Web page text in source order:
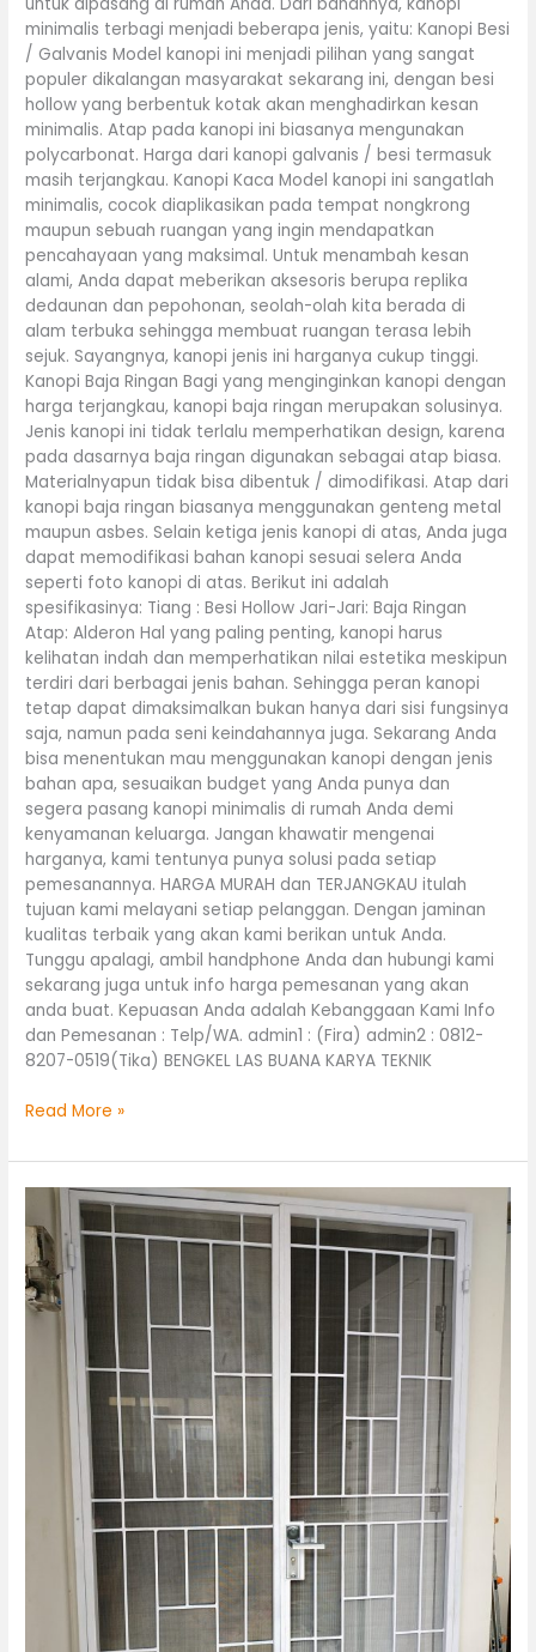
minimalis terbagi menjadi beberapa jenis, yaitu: Kanopi Besi
/ Galvanis Model kanopi ini menjadi pilihan yang sangat
populer dikalangan masyarakat sekarang ini, dengan besi
hollow yang berbentuk kotak akan menghadirkan kesan
minimalis. Atap pada kanopi ini biasanya mengunakan
polycarbonat. Harga dari kanopi galvanis / besi termasuk
masih terjangkau. Kanopi Kaca Model kanopi ini sangatlah
minimalis, cocok diaplikasikan pada tempat nongkrong
maupun sebuah ruangan yang ingin mendapatkan
pencahayaan yang maksimal. Untuk menambah kesan
alami, Anda dapat meberikan aksesoris berupa replika
dedaunan dan pepohonan, seolah-olah kita berada di
alam terbuka sehingga membuat ruangan terasa lebih
sejuk. Sayangnya, kanopi jenis ini harganya cukup tinggi.
Kanopi Baja Ringan Bagi yang menginginkan kanopi dengan
harga terjangkau, kanopi baja ringan merupakan solusinya.
Jenis kanopi ini tidak terlalu memperhatikan design, karena
pada dasarnya baja ringan digunakan sebagai atap biasa.
Materialnyapun tidak bisa dibentuk / dimodifikasi. Atap dari
kanopi baja ringan biasanya menggunakan genteng metal
maupun asbes. Selain ketiga jenis kanopi di atas, Anda juga
dapat memodifikasi bahan kanopi sesuai selera Anda
seperti foto kanopi di atas. Berikut ini adalah
spesifikasinya: Tiang : Besi Hollow Jari-Jari: Baja Ringan
Atap: Alderon Hal yang paling penting, kanopi harus
kelihatan indah dan memperhatikan nilai estetika meskipun
terdiri dari berbagai jenis bahan. Sehingga peran kanopi
tetap dapat dimaksimalkan bukan hanya dari sisi fungsinya
saja, namun pada seni keindahannya juga. Sekarang Anda
bisa menentukan mau menggunakan kanopi dengan jenis
bahan apa, sesuaikan budget yang Anda punya dan
segera pasang kanopi minimalis di rumah Anda demi
kenyamanan keluarga. Jangan khawatir mengenai
harganya, kami tentunya punya solusi pada setiap
pemesanannya. HARGA MURAH dan TERJANGKAU itulah
tujuan kami melayani setiap pelanggan. Dengan jaminan
kualitas terbaik yang akan kami berikan untuk Anda.
Tunggu apalagi, ambil handphone Anda dan hubungi kami
sekarang juga untuk info harga pemesanan yang akan
anda buat. Kepuasan Anda adalah Kebanggaan Kami Info
dan Pemesanan : Telp/WA. admin1 : (Fira) admin2 : 0812-
8207-0519(Tika) BENGKEL LAS BUANA KARYA TEKNIK
Read More »
Pintu
Kasa
Nyamuk
BSD
Tangerang